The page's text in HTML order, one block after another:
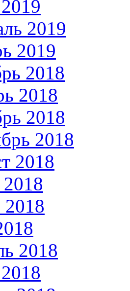
2019
2019
2018
2018
2018
2018
2018
2018